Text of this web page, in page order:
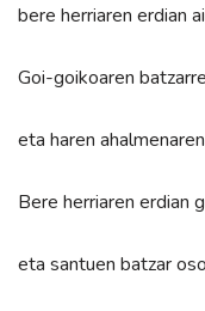
bere herriaren erdian
Goi-goikoaren
eta haren
Bere herriaren erdian
eta santuen batzar